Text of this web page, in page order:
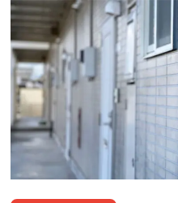
ホ
ー
ム
ペ
作
成・
PPC